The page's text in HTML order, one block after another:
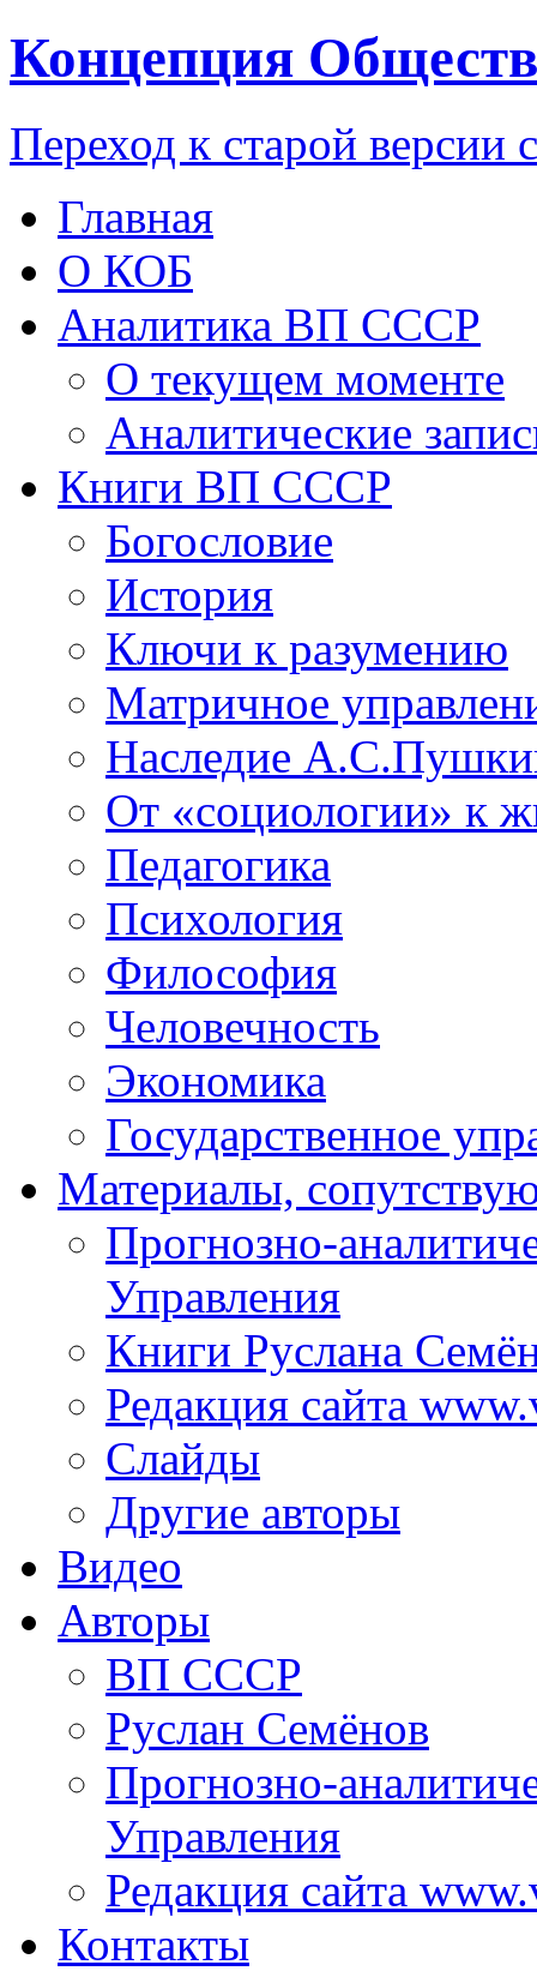
Концепция
Переход к старой версии
Главная
О КОБ
Аналитика ВП СССР
О текущем моменте
Аналитические
Книги ВП СССР
Богословие
История
Ключи к разумению
Матричное
Наследие
От «социологии» к
Педагогика
Психология
Философия
Человечность
Экономика
Государственное
Материалы,
Прогнозно-
Управления
Книги Руслана
Редакция сайта
Слайды
Другие авторы
Видео
Авторы
ВП СССР
Руслан Семёнов
Прогнозно-
Управления
Редакция сайта
Контакты